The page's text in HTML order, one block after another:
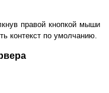
правой кнопкой мыши
контекст по умолчанию.